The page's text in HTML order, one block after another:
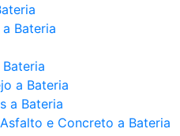
Bateria
a Bateria
a Bateria
e Concreto a Bateria